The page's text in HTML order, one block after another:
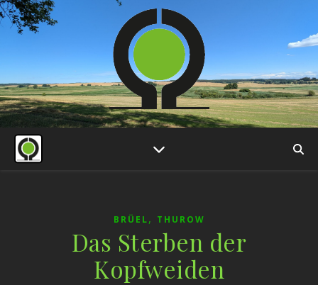
BRÜEL, THUROW
Das Sterben der
Kopfweiden